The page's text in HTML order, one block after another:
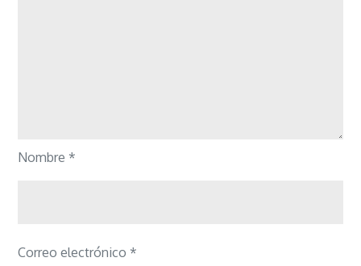
Nombre *
Correo electrónico *